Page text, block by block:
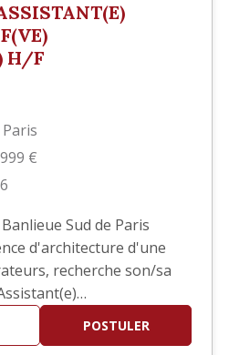
H/F
€
Sud de Paris
d'architecture d'une
recherche son/sa
afin
dans la gestion
POSTULER